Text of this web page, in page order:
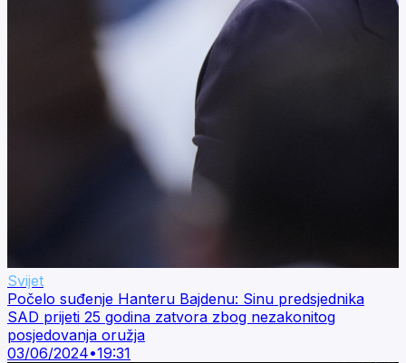
Svijet
Počelo suđenje Hanteru Bajdenu: Sinu predsjednika
SAD prijeti 25 godina zatvora zbog nezakonitog
posjedovanja oružja
03/06/2024•19:31